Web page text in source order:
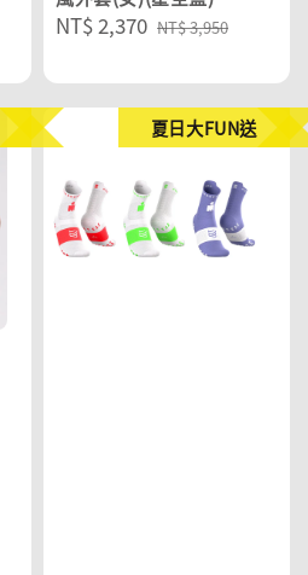
Sale
NT$ 2,370 Regular
NT$ 3,950
夏日大FUN送